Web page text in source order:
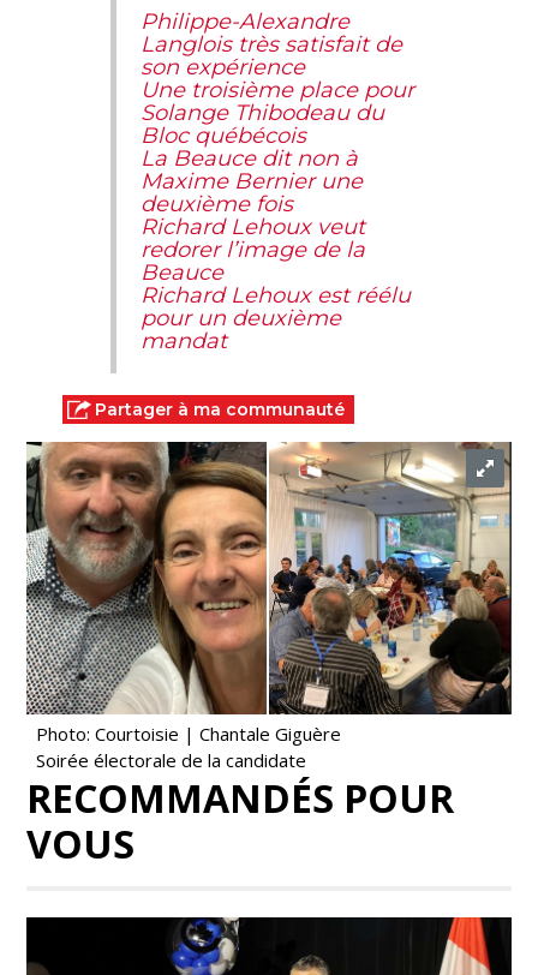
Philippe-Alexandre
Langlois très satisfait de
son expérience
Une troisième place pour
Solange Thibodeau du
Bloc québécois
La Beauce dit non à
Maxime Bernier une
deuxième fois
Richard Lehoux veut
redorer l’image de la
Beauce
Richard Lehoux est réélu
pour un deuxième
mandat
Partager à ma communauté
Photo: Courtoisie | Chantale Giguère
Soirée électorale de la candidate
RECOMMANDÉS POUR
VOUS